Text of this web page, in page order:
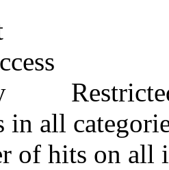
in all
of hits on all